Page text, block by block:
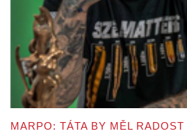
MARPO: TÁTA BY MĚL RADOST